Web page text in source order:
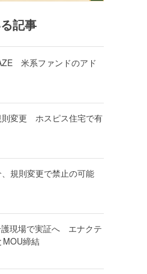
記事
米系ファンドのアド
則変更 ホスピス住宅で有
規則変更で禁止の可能
護現場で実証へ エナクテ
MOU締結